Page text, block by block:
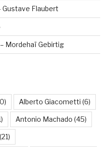
Gustave Flaubert
Mordehaï Gebirtig
Alberto Giacometti (6)
Antonio Machado (45)
(21)